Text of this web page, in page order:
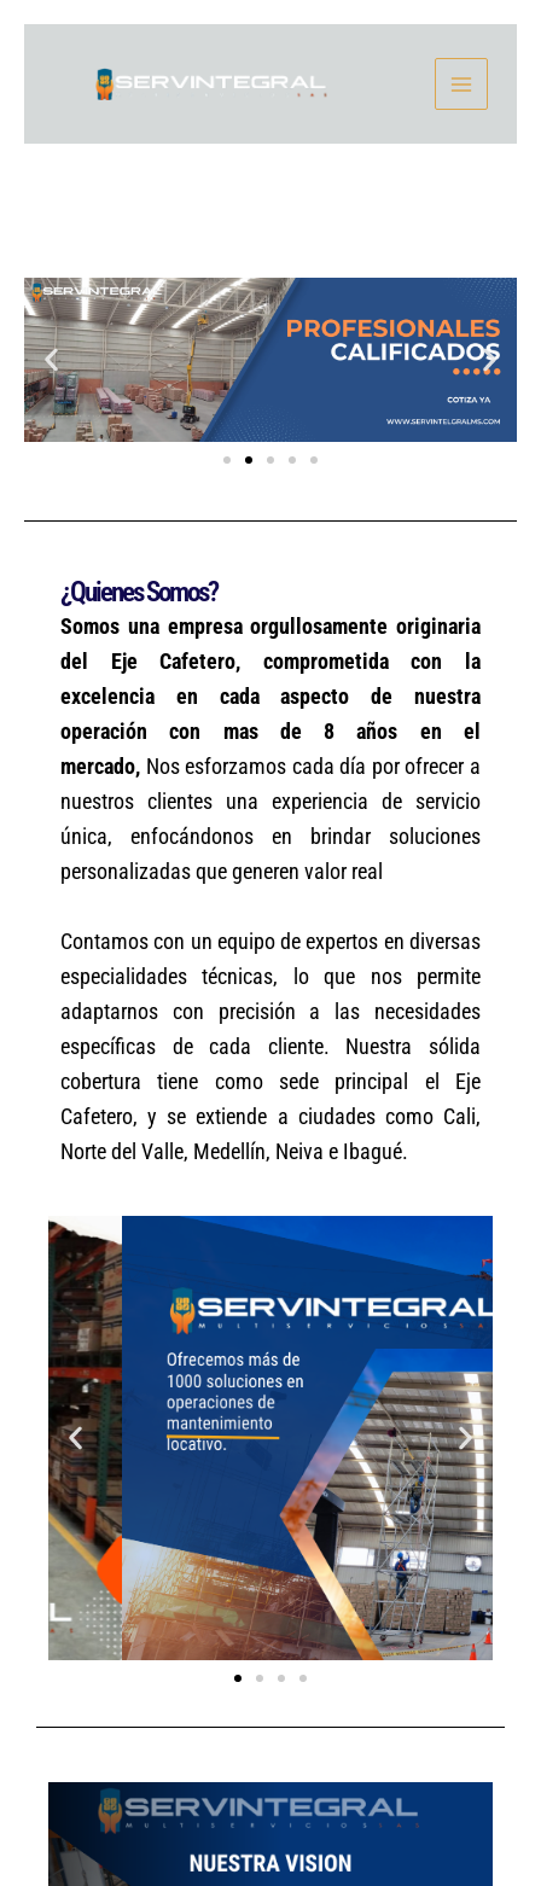
contenido
Menu
¿Quienes Somos?
Somos una empresa orgullosamente originaria
del Eje Cafetero, comprometida con la
excelencia en cada aspecto de nuestra
operación con mas de 8 años en el
mercado, Nos esforzamos cada día por ofrecer a
nuestros clientes una experiencia de servicio
única, enfocándonos en brindar soluciones
personalizadas que generen valor real
Contamos con un equipo de expertos en diversas
especialidades técnicas, lo que nos permite
adaptarnos con precisión a las necesidades
específicas de cada cliente. Nuestra sólida
cobertura tiene como sede principal el Eje
Cafetero, y se extiende a ciudades como Cali,
Norte del Valle, Medellín, Neiva e Ibagué.